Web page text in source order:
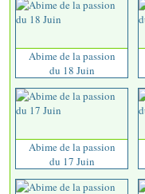
Abime de la passion
du 18 Juin
Abime de la passion
du 17 Juin